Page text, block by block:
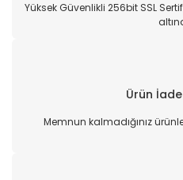
Yüksek Güvenlikli 256bit SSL
Ürün
Memnun kalmadığınız